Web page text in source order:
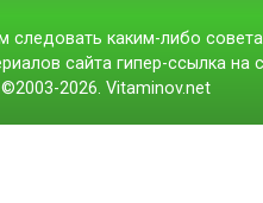
следовать каким-либо
сайта гипер-ссылка на
2026. Vitaminov.net